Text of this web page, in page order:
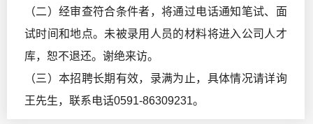
（二）经审查符合条件者，将通过电话通知笔试、面
试时间和地点。未被录用人员的材料将进入公司人才
库，恕不退还。谢绝来访。
（三）本招聘长期有效，录满为止，具体情况请详询
王先生，联系电话0591-86309231。